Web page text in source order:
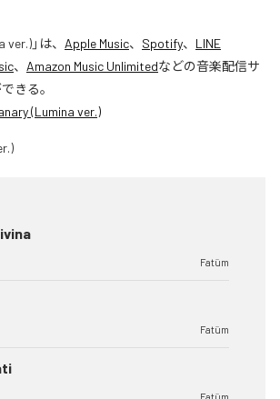
ver.)」は、 Apple Music、 Spotify、 LINE
、 Amazon Music Unlimitedなどの音楽配信サ
きる。
(Lumina ver.)
Fatüm
Fatüm